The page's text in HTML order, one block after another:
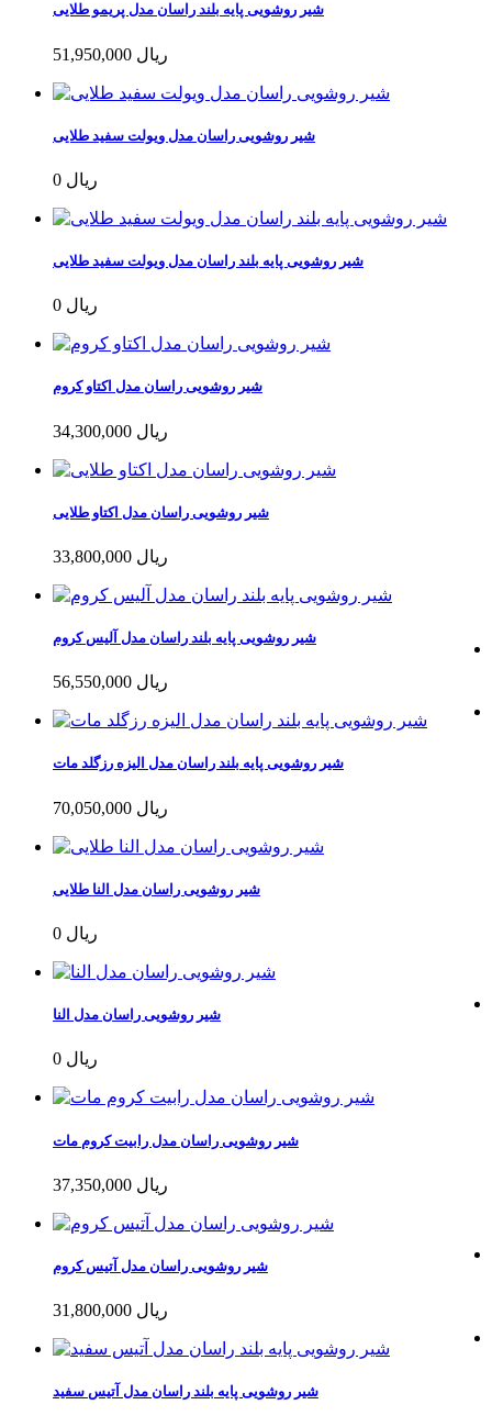
شیر روشویی پایه بلند راسان مدل پریمو طلایی
51,950,000 ریال
شیر روشویی راسان مدل ویولت سفید طلایی
0 ریال
شیر روشویی پایه بلند راسان مدل ویولت سفید طلایی
0 ریال
شیر روشویی راسان مدل اکتاو کروم
34,300,000 ریال
شیر روشویی راسان مدل اکتاو طلایی
33,800,000 ریال
شیر روشویی پایه بلند راسان مدل آلیس کروم
56,550,000 ریال
شیر روشویی پایه بلند راسان مدل الیزه رزگلد مات
70,050,000 ریال
شیر روشویی راسان مدل النا طلایی
0 ریال
شیر روشویی راسان مدل النا
0 ریال
شیر روشویی راسان مدل رابیت کروم مات
37,350,000 ریال
شیر روشویی راسان مدل آتیس کروم
31,800,000 ریال
شیر روشویی پایه بلند راسان مدل آتیس سفید